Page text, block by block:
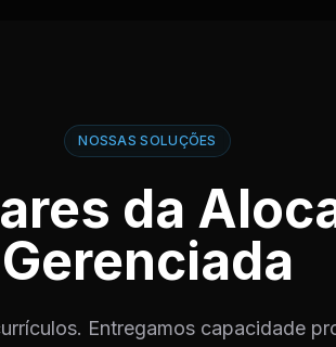
NOSSAS SOLUÇÕES
da
Gerenciada
Entregamos capacidade